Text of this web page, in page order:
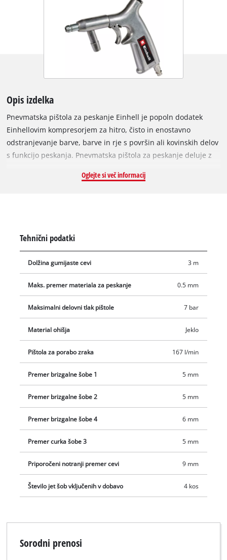
Opis izdelka
Pnevmatska pištola za peskanje Einhell je popoln dodatek
Einhellovim kompresorjem za hitro, čisto in enostavno
odstranjevanje barve, barve in rje s površin ali kovinskih delov
s funkcijo peskanja. Pnevmatska pištola za peskanje deluje z
tlaka, premer materiala za peskanje pa lahko znaša največ 0,5
Oglejte si več informacij
Tehnični podatki
Dolžina gumijaste cevi 3 m
Maks. premer materiala za peskanje 0.5 mm
Maksimalni delovni tlak pištole 7 bar
Material ohišja Jeklo
Pištola za porabo zraka 167 l/min
Premer brizgalne šobe 1 5 mm
Premer brizgalne šobe 2 5 mm
Premer brizgalne šobe 4 6 mm
Premer curka šobe 3 5 mm
Priporočeni notranji premer cevi 9 mm
Število jet šob vključenih v dobavo 4 kos
Sorodni prenosi